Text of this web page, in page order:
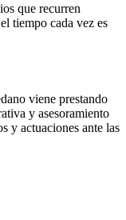
que recurren
tiempo cada vez es
viene prestando
y asesoramiento
y actuaciones ante las